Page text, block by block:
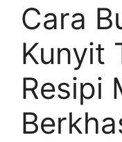
Cara
Kunyit
Resipi